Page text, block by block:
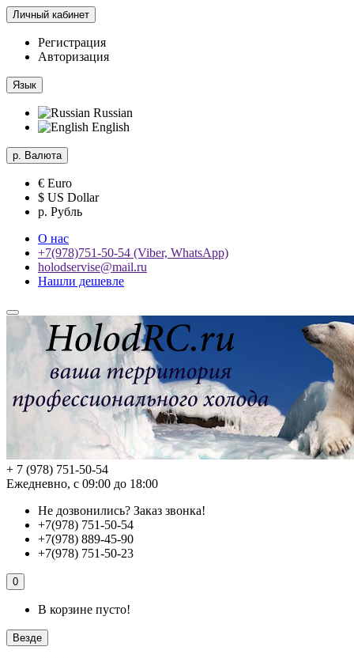
Личный кабинет
Регистрация
Авторизация
Язык
Russian
English
р. Валюта
€ Euro
$ US Dollar
р. Рубль
О нас
+7(978)751-50-54 (Viber, WhatsApp)
holodservise@mail.ru
Нашли дешевле
+ 7 (978) 751-50-54
Ежедневно, с 09:00 до 18:00
Не дозвонились? Заказ звонка!
+7(978) 751-50-54
+7(978) 889-45-90
+7(978) 751-50-23
0
В корзине пусто!
Везде